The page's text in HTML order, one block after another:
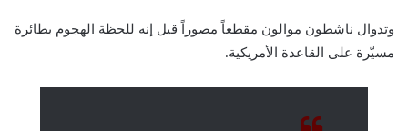
وتدوال ناشطون موالون مقطعاً مصوراً قيل إنه للحظة الهجوم بطائرة
مسيّرة على القاعدة الأمريكية.